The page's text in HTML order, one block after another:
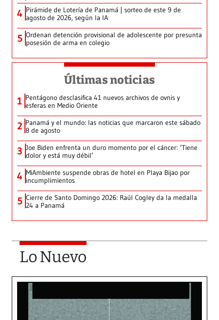
4 Pirámide de Lotería de Panamá | sorteo de este 9 de
agosto de 2026, según la IA
5 Ordenan detención provisional de adolescente por presunta
posesión de arma en colegio
Últimas noticias
1 Pentágono desclasifica 41 nuevos archivos de ovnis y
esferas en Medio Oriente
2 Panamá y el mundo: las noticias que marcaron este sábado
8 de agosto
3 Joe Biden enfrenta un duro momento por el cáncer: ‘Tiene
dolor y está muy débil’
4 MiAmbiente suspende obras de hotel en Playa Bijao por
incumplimientos
5 Cierre de Santo Domingo 2026: Raúl Cogley da la medalla
24 a Panamá
Lo Nuevo